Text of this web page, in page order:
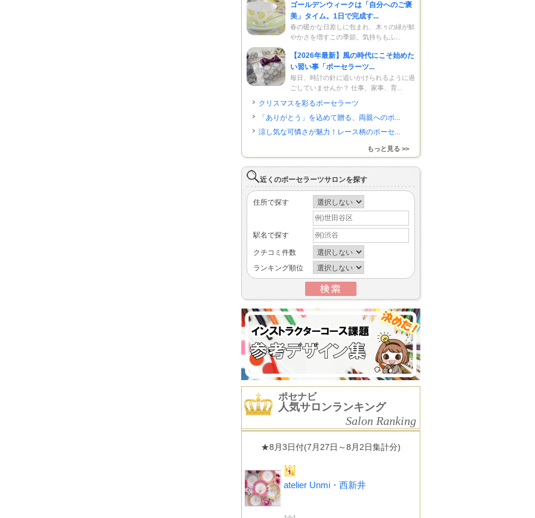
ゴールデンウィークは「自分へのご褒
美」タイム。1日で完成す...
春の暖かな日差しに包まれ、木々の緑が鮮
やかさを増すこの季節。気持ちもふ...
【2026年最新】風の時代にこそ始めた
い習い事「ポーセラーツ...
毎日、時計の針に追いかけられるように過
ごしていませんか？ 仕事、家事、育...
クリスマスを彩るポーセラーツ
「ありがとう」を込めて贈る、両親へのポ...
涼し気な可憐さが魅力！レース柄のポーセ...
もっと見る >>
近くのポーセラーツサロンを探す
住所で探す
駅名で探す
クチコミ件数
ランキング順位
ポセナビ
人気サロンランキング
Salon Ranking
★8月3日付(7月27日～8月2日集計分)
atelier Unmi・西新井